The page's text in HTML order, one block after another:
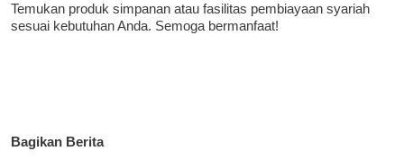
Temukan produk simpanan atau fasilitas pembiayaan syariah
sesuai kebutuhan Anda. Semoga bermanfaat!
Bagikan Berita